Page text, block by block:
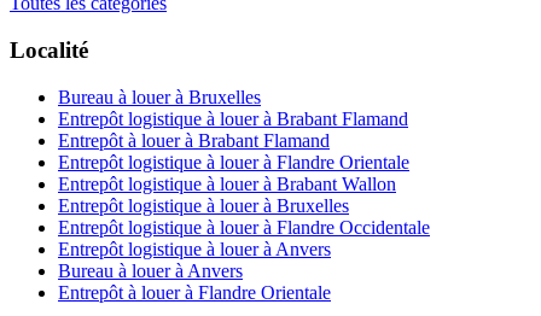
Localité
Bureau à louer à Bruxelles
Entrepôt logistique à louer à Brabant Flamand
Entrepôt à louer à Brabant Flamand
Entrepôt logistique à louer à Flandre Orientale
Entrepôt logistique à louer à Brabant Wallon
Entrepôt logistique à louer à Bruxelles
Entrepôt logistique à louer à Flandre Occidentale
Entrepôt logistique à louer à Anvers
Bureau à louer à Anvers
Entrepôt à louer à Flandre Orientale